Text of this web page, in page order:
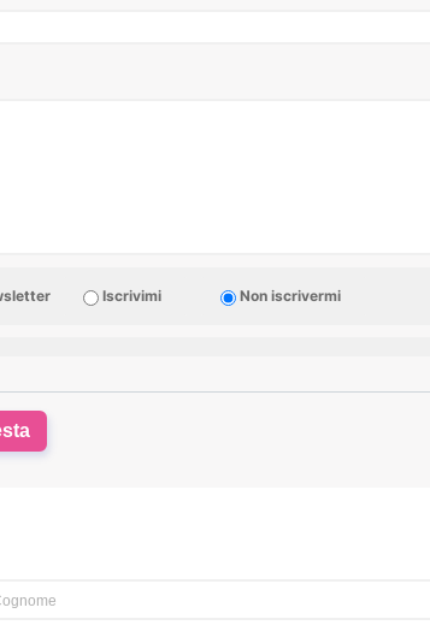
Iscrivimi Non iscrivermi